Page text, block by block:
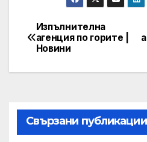
Post
navigation
Изпълнителна
агенция по горите |
Новини
Свързани публикации